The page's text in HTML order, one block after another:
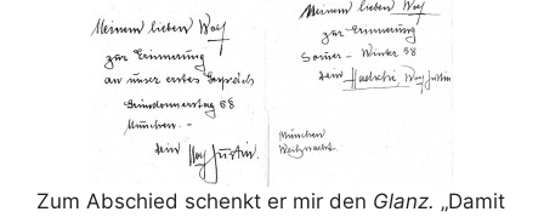
Zum Abschied schenkt er mir den Glanz. „Damit